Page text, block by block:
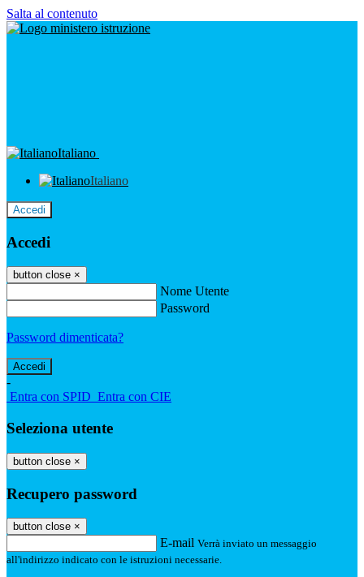
Salta al contenuto
Italiano
Italiano
Accedi
Accedi
button close ×
Nome Utente
Password
Password dimenticata?
-
Entra con SPID Entra con CIE
Seleziona utente
button close ×
Recupero password
button close ×
E-mail Verrà inviato un messaggio
all'indirizzo indicato con le istruzioni necessarie.